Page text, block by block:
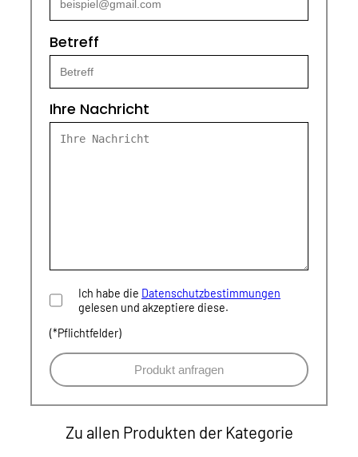
Betreff
Ihre Nachricht
Ich habe die Datenschutzbestimmungen
gelesen und akzeptiere diese.
(*Pflichtfelder)
Zu allen Produkten der Kategorie